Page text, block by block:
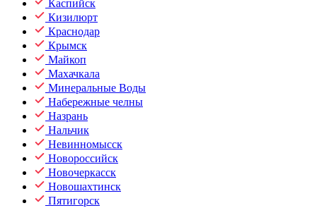
Каспийск
Кизилюрт
Краснодар
Крымск
Майкоп
Махачкала
Минеральные Воды
Набережные челны
Назрань
Нальчик
Невинномысск
Новороссийск
Новочеркасск
Новошахтинск
Пятигорск